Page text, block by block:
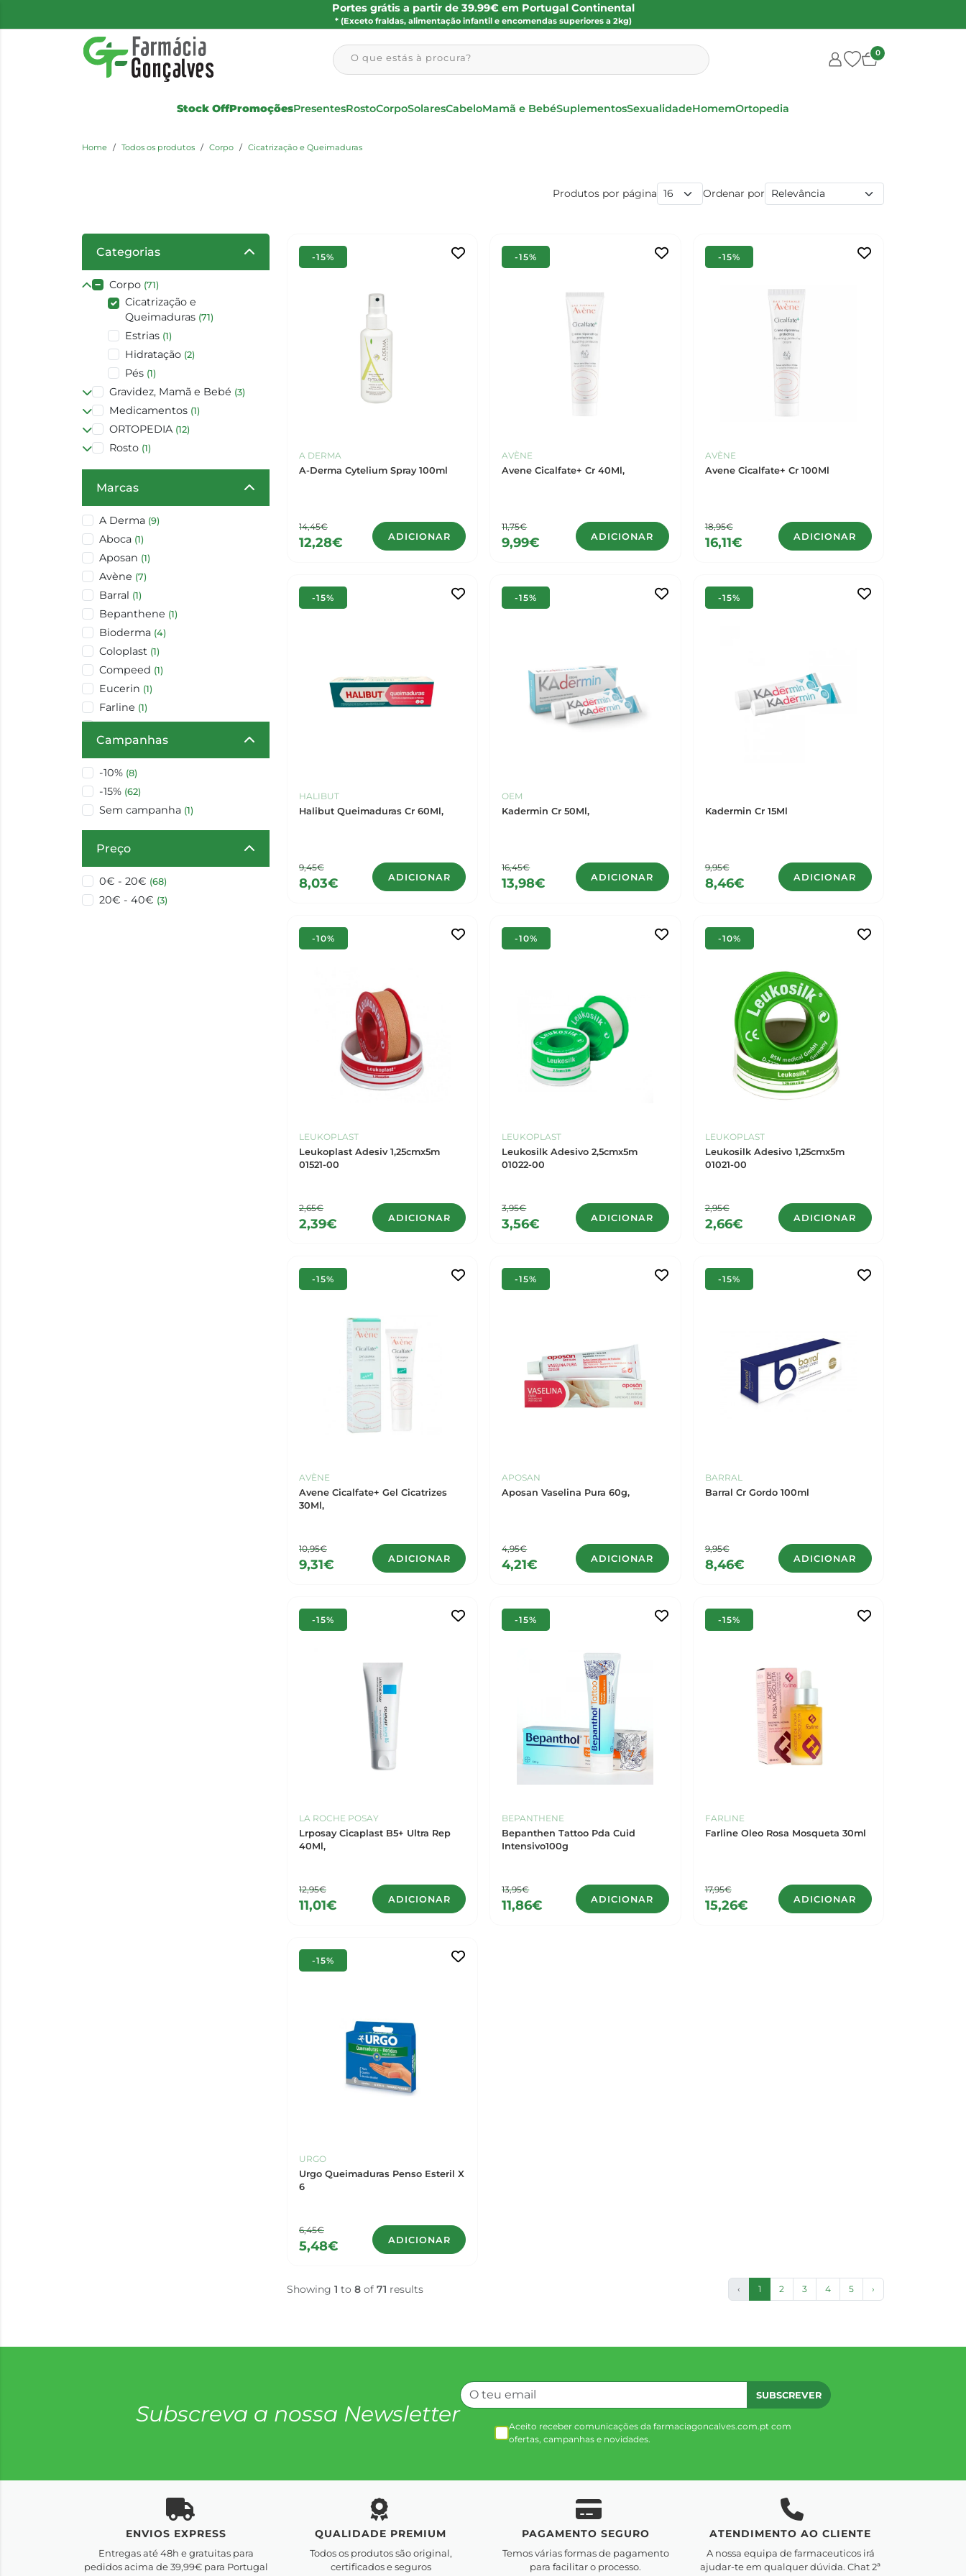
Portes grátis a partir de 39.99€ em Portugal Continental
* (Exceto fraldas, alimentação infantil e encomendas superiores a 2kg)
O que estás à procura? 0
Stock OffPromoçõesPresentesRostoCorpoSolaresCabeloMamã e BebéSuplementosSexualidadeHomemOrtopedia
Home Todos os produtos Corpo Cicatrização e Queimaduras
Produtos por página Ordenar por
Categorias
Corpo (71)
Cicatrização e
Queimaduras (71)
Estrias (1)
Hidratação (2)
Pés (1)
Gravidez, Mamã e Bebé (3)
Medicamentos (1)
ORTOPEDIA (12)
Rosto (1)
Marcas
A Derma (9)
Aboca (1)
Aposan (1)
Avène (7)
Barral (1)
Bepanthene (1)
Bioderma (4)
Coloplast (1)
Compeed (1)
Eucerin (1)
Farline (1)
Halibut
Hansaplast(1)
La Roche Posay
Leukoplast
Molnlycke
OEM(8)
Opsite (1)
Campanhas
-10% (8)
-15% (62)
Sem campanha (1)
Preço
0€ - 20€ (68)
20€ - 40€ (3)
-15%
A DERMA
A-Derma Cytelium Spray 100ml
14,45€
12,28€ ADICIONAR
-15%
AVÈNE
Avene Cicalfate+ Cr 40Ml,
11,75€
9,99€ ADICIONAR
-15%
AVÈNE
Avene Cicalfate+ Cr 100Ml
18,95€
16,11€ ADICIONAR
-15%
HALIBUT
Halibut Queimaduras Cr 60Ml,
9,45€
8,03€ ADICIONAR
-15%
OEM
Kadermin Cr 50Ml,
16,45€
13,98€ ADICIONAR
-15%
Kadermin Cr 15Ml
9,95€
8,46€ ADICIONAR
-10%
LEUKOPLAST
Leukoplast Adesiv 1,25cmx5m
01521-00
2,65€
2,39€ ADICIONAR
-10%
LEUKOPLAST
Leukosilk Adesivo 2,5cmx5m
01022-00
3,95€
3,56€ ADICIONAR
-10%
LEUKOPLAST
Leukosilk Adesivo 1,25cmx5m
01021-00
2,95€
2,66€ ADICIONAR
-15%
AVÈNE
Avene Cicalfate+ Gel Cicatrizes
30Ml,
10,95€
9,31€ ADICIONAR
-15%
APOSAN
Aposan Vaselina Pura 60g,
4,95€
4,21€ ADICIONAR
-15%
BARRAL
Barral Cr Gordo 100ml
9,95€
8,46€ ADICIONAR
-15%
LA ROCHE POSAY
Lrposay Cicaplast B5+ Ultra Rep
40Ml,
12,95€
11,01€ ADICIONAR
-15%
BEPANTHENE
Bepanthen Tattoo Pda Cuid
Intensivo100g
13,95€
11,86€ ADICIONAR
-15%
FARLINE
Farline Oleo Rosa Mosqueta 30ml
17,95€
15,26€ ADICIONAR
-15%
URGO
Urgo Queimaduras Penso Esteril X
6
6,45€
5,48€ ADICIONAR
Showing 1 to 8 of 71 results ‹ 1 2 3 4 5 ›
Subscreva a nossa Newsletter
SUBSCREVER
Aceito receber comunicações da farmaciagoncalves.com.pt com
ofertas, campanhas e novidades.
ENVIOS EXPRESS
Entregas até 48h e gratuitas para
pedidos acima de 39,99€ para Portugal
QUALIDADE PREMIUM
Todos os produtos são original,
certificados e seguros
PAGAMENTO SEGURO
Temos várias formas de pagamento
para facilitar o processo.
ATENDIMENTO AO CLIENTE
A nossa equipa de farmaceuticos irá
ajudar-te em qualquer dúvida. Chat 2ª